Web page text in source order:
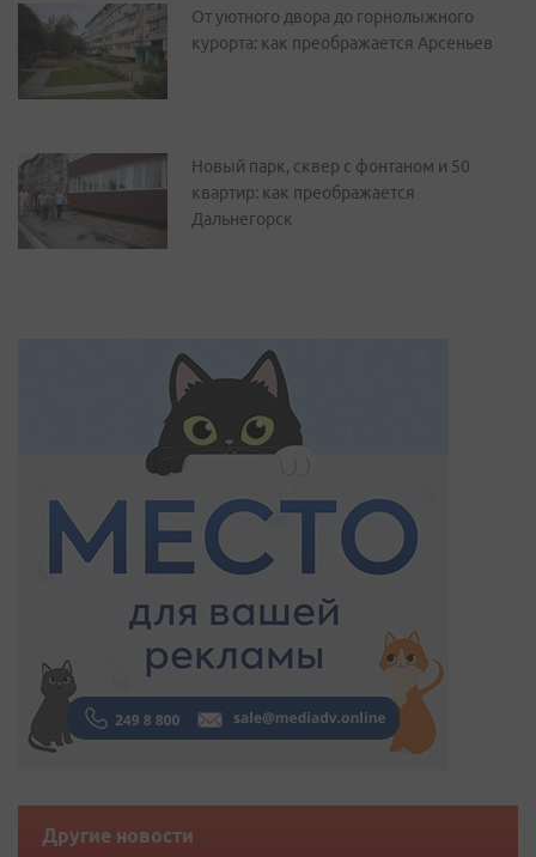
От уютного двора до горнолыжного
курорта: как преображается Арсеньев
Новый парк, сквер с фонтаном и 50
квартир: как преображается
Дальнегорск
Другие новости